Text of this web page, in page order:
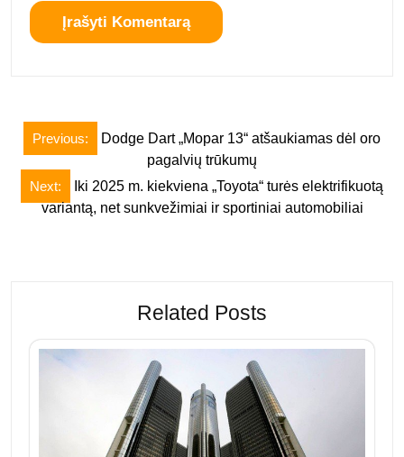
Navigacija
tarp
įrašų
Previous:
Dodge Dart „Mopar 13“ atšaukiamas dėl oro
pagalvių trūkumų
Next:
Iki 2025 m. kiekviena „Toyota“ turės elektrifikuotą
variantą, net sunkvežimiai ir sportiniai automobiliai
Related Posts